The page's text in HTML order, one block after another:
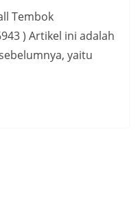
Tembok
) Artikel ini adalah
yaitu